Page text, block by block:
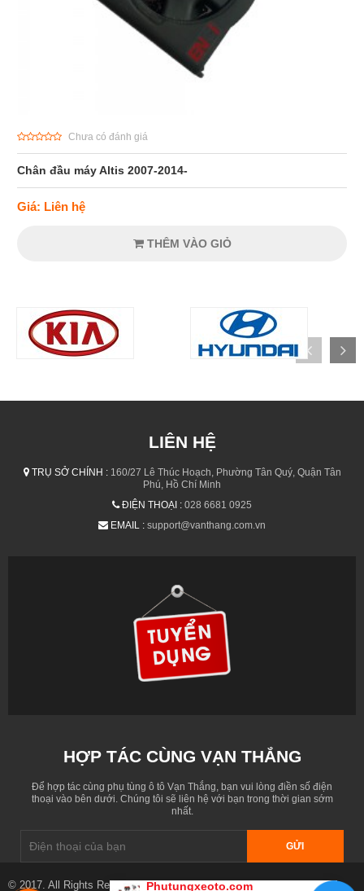
Chưa có đánh giá
Chân đầu máy Altis 2007-2014-
Giá: Liên hệ
THÊM VÀO GIỎ
LIÊN HỆ
TRỤ SỞ CHÍNH :160/27 Lê Thúc Hoạch, Phường Tân Quý, Quận Tân
Phú, Hồ Chí Minh
ĐIỆN THOẠI : 028 6681 0925
EMAIL : support@vanthang.com.vn
HỢP TÁC CÙNG VẠN THẮNG
Để hợp tác cùng phụ tùng ô tô Vạn Thắng, bạn vui lòng điền số điện
thoại vào bên dưới. Chúng tôi sẽ liên hệ với bạn trong thời gian sớm
nhất.
GỬI
© 2017. All Rights Reserved. Designed byphutungxeoto.com
Phutungxeoto.com